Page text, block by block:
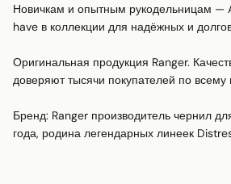
Новичкам и опытным рукодельницам —
have в коллекции для надёжных и
Оригинальная продукция Ranger.
доверяют тысячи покупателей по всему
Бренд: Ranger производитель чернил
года, родина легендарных линеек